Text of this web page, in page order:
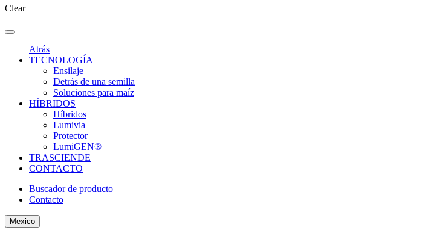
Clear
Atrás
TECNOLOGÍA
Ensilaje
Detrás de una semilla
Soluciones para maíz
HÍBRIDOS
Híbridos
Lumivia
Protector
LumiGEN®
TRASCIENDE
CONTACTO
Buscador de producto
Contacto
Mexico